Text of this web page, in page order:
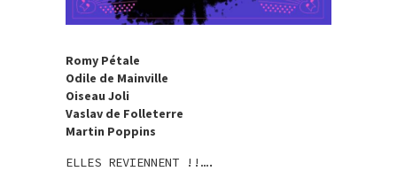
Romy Pétale
Odile de Mainville
Oiseau Joli
Vaslav de Folleterre
Martin Poppins
ELLES REVIENNENT !!….